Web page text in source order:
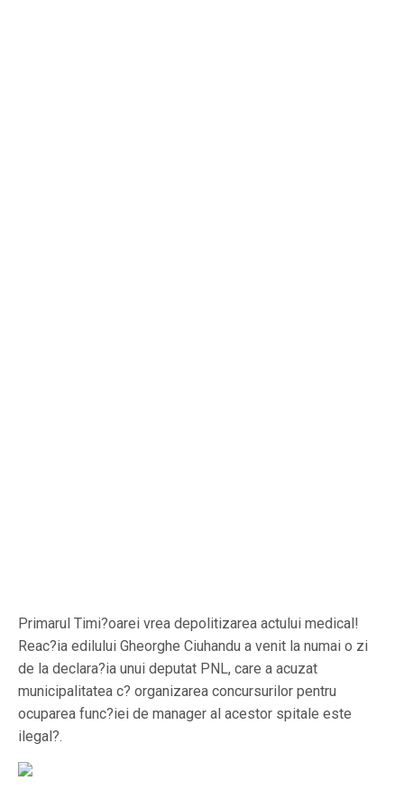
Primarul Timi?oarei vrea depolitizarea actului medical!
Reac?ia edilului Gheorghe Ciuhandu a venit la numai o zi
de la declara?ia unui deputat PNL, care a acuzat
municipalitatea c? organizarea concursurilor pentru
ocuparea func?iei de manager al acestor spitale este
ilegal?.